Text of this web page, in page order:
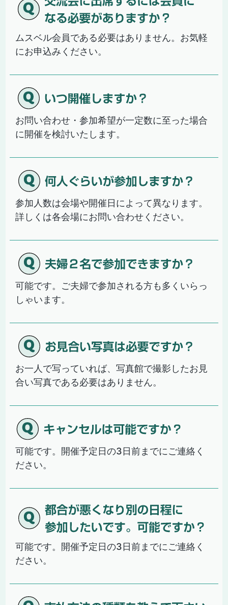
ムスベル会員である必要はありません。お気軽
にお申込みください。
お問い合わせ・参加希望が一定数に至った場合
に開催を検討いたします。
参加人数は会場や開催日によって異なります。
詳しくは各会場にお問い合わせください。
可能です。ご夫婦で参加される方も多くいらっ
しゃいます。
お一人で写っていれば、写真館で撮影したお見
合い写真である必要はありません。
可能です。開催予定日の3日前までにご連絡く
ださい。
可能です。開催予定日の3日前までにご連絡く
ださい。